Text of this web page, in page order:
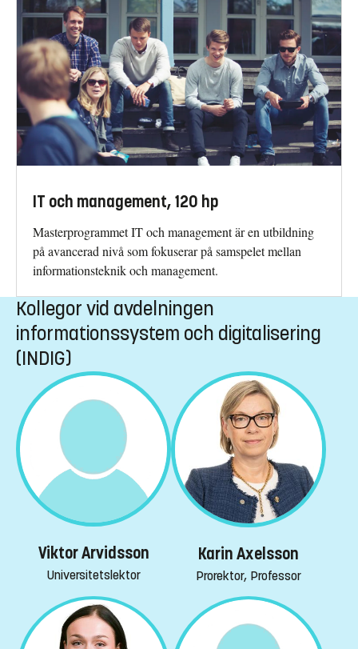
IT och management, 120 hp
Masterprogrammet IT och management är en utbildning
på avancerad nivå som fokuserar på samspelet mellan
informationsteknik och management.
Kollegor vid avdelningen
informationssystem och digitalisering
(INDIG)
Viktor Arvidsson
Universitetslektor
Karin Axelsson
Prorektor, Professor